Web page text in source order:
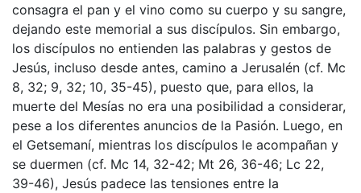
consagra el pan y el vino como su cuerpo y su sangre,
dejando este memorial a sus discípulos. Sin embargo,
los discípulos no entienden las palabras y gestos de
Jesús, incluso desde antes, camino a Jerusalén (cf. Mc
8, 32; 9, 32; 10, 35-45), puesto que, para ellos, la
muerte del Mesías no era una posibilidad a considerar,
pese a los diferentes anuncios de la Pasión. Luego, en
el Getsemaní, mientras los discípulos le acompañan y
se duermen (cf. Mc 14, 32-42; Mt 26, 36-46; Lc 22,
39-46), Jesús padece las tensiones entre la